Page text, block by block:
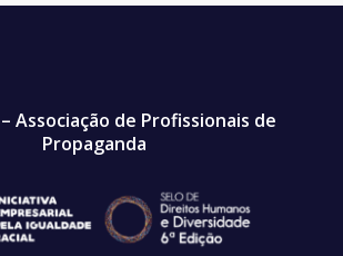
Associação de Profissionais de
Propaganda